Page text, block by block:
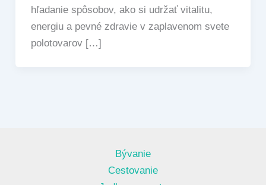
hľadanie spôsobov, ako si udržať vitalitu,
energiu a pevné zdravie v zaplavenom svete
polotovarov […]
Bývanie
Cestovanie